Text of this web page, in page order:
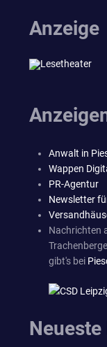
Anzeige
Anwalt in
Wappen
PR-Agentur
Newsletter
Nachrichten
gibt's bei